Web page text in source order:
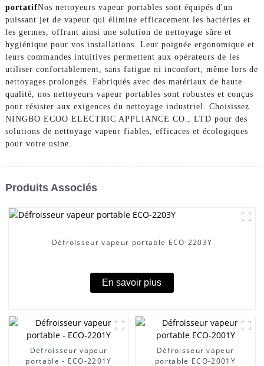
portatifNos nettoyeurs vapeur portables sont équipés d'un
puissant jet de vapeur qui élimine efficacement les bactéries et
les germes, offrant ainsi une solution de nettoyage sûre et
hygiénique pour vos installations. Leur poignée ergonomique et
leurs commandes intuitives permettent aux opérateurs de les
utiliser confortablement, sans fatigue ni inconfort, même lors de
nettoyages prolongés. Fabriqués avec des matériaux de haute
qualité, nos nettoyeurs vapeur portables sont robustes et conçus
pour résister aux exigences du nettoyage industriel. Choisissez
NINGBO ECOO ELECTRIC APPLIANCE CO., LTD pour des
solutions de nettoyage vapeur fiables, efficaces et écologiques
pour votre usine.
Produits Associés
Défroisseur vapeur portable ECO-2203Y
En savoir plus
Défroisseur vapeur
portable - ECO-2201Y
Défroisseur vapeur
portable ECO-2001Y